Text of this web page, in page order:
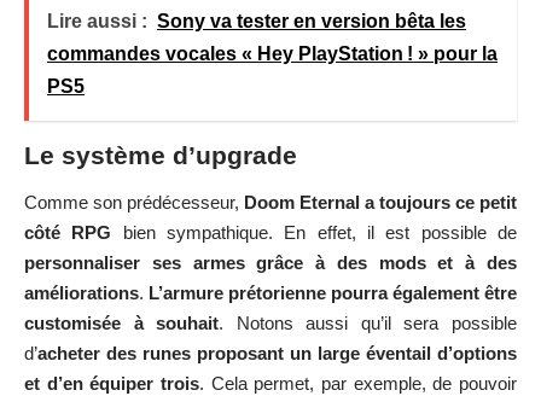
Lire aussi : Sony va tester en version bêta les
commandes vocales « Hey PlayStation ! » pour la
PS5
Le système d’upgrade
Comme son prédécesseur, Doom Eternal a toujours ce petit
côté RPG bien sympathique. En effet, il est possible de
personnaliser ses armes grâce à des mods et à des
améliorations. L’armure prétorienne pourra également être
customisée à souhait. Notons aussi qu’il sera possible
d’acheter des runes proposant un large éventail d’options
et d’en équiper trois. Cela permet, par exemple, de pouvoir